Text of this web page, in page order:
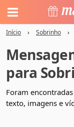
Início › Sobrinho ›
para
Foram encontradas
texto, imagens e